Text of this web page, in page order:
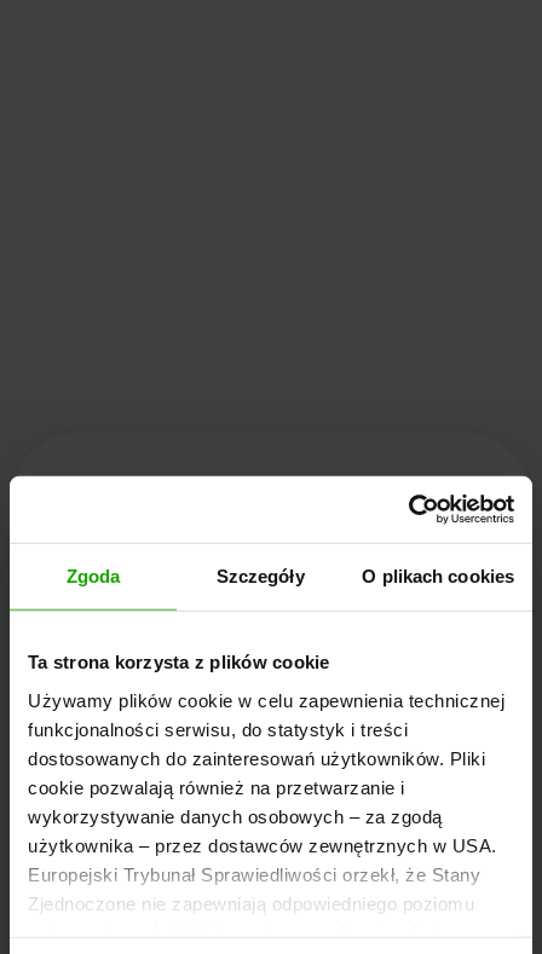
Zgoda Szczegóły O plikach cookies
Ta strona korzysta z plików cookie
Używamy plików cookie w celu zapewnienia technicznej
funkcjonalności serwisu, do statystyk i treści
dostosowanych do zainteresowań użytkowników. Pliki
cookie pozwalają również na przetwarzanie i
wykorzystywanie danych osobowych – za zgodą
użytkownika – przez dostawców zewnętrznych w USA.
Europejski Trybunał Sprawiedliwości orzekł, że Stany
Zjednoczone nie zapewniają odpowiedniego poziomu
Kärnten Werbung
9020 Klagenfurt
Austria
+43/463/3000
info
@ kaernten